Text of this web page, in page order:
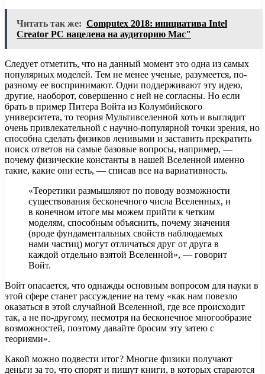
Читать так же: Computex 2018: инициатива Intel
Creator PC нацелена на аудиторию Mac"
Следует отметить, что на данный момент это одна из самых
популярных моделей. Тем не менее ученые, разумеется, по-
разному ее воспринимают. Одни поддерживают эту идею,
другие, наоборот, совершенно с ней не согласны. Но если
брать в пример Питера Войта из Колумбийского
университета, то теория Мультивселенной хоть и выглядит
очень привлекательной с научно-популярной точки зрения, но
способна сделать физиков ленивыми и заставить прекратить
поиск ответов на самые базовые вопросы, например, —
почему физические константы в нашей Вселенной именно
такие, какие они есть, — списав все на вариативность.
«Теоретики размышляют по поводу возможности
существования бесконечного числа Вселенных, и
в конечном итоге мы можем прийти к четким
моделям, способным объяснить, почему значения
(вроде фундаментальных свойств наблюдаемых
нами частиц) могут отличаться друг от друга в
каждой отдельно взятой Вселенной», — говорит
Войт.
Войт опасается, что однажды основным вопросом для науки в
этой сфере станет рассуждение на тему «как нам повезло
оказаться в этой случайной Вселенной, где все происходит
так, а не по-другому, несмотря на бесконечное многообразие
возможностей, поэтому давайте бросим эту затею с
теориями».
Какой можно подвести итог? Многие физики получают
деньги за то, что спорят и пишут книги, в которых стараются